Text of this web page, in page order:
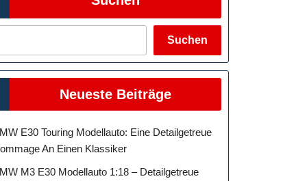
Suchen
Neueste Beiträge
E30 Touring Modellauto: Eine Detailgetreue
An Einen Klassiker
M3 E30 Modellauto 1:18 – Detailgetreue